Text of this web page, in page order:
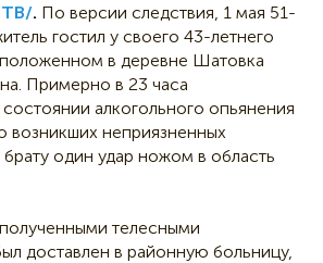
. По версии следствия, 1 мая 51-
гостил у своего 43-летнего
в деревне Шатовка
Примерно в 23 часа
алкогольного опьянения
возникших неприязненных
один удар ножом в область
телесными
доставлен в районную больницу,